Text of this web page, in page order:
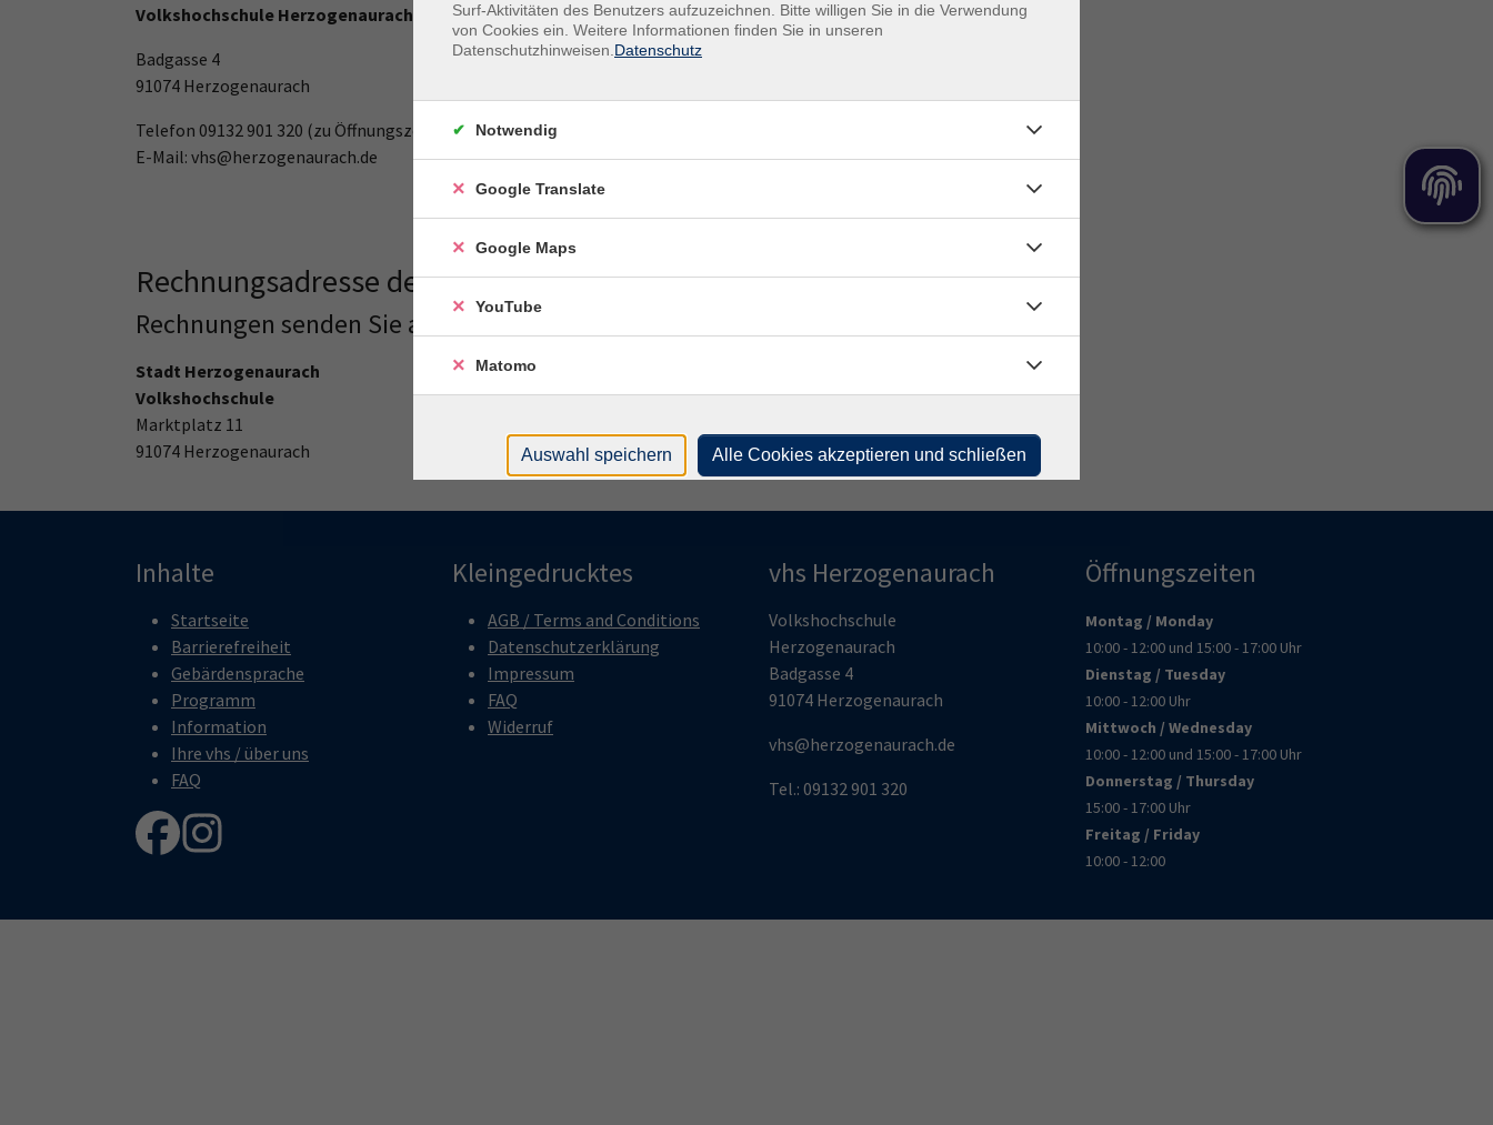
Volkshochschule Herzogenaurach
Badgasse 4
91074 Herzogenaurach
Telefon 09132 901 320 (zu Öffnungszeiten)
E-Mail: vhs@herzogenaurach.de
Rechnungsadresse der vhs Herzogenaurach
Rechnungen senden Sie an:
Stadt Herzogenaurach
Volkshochschule
Marktplatz 11
91074 Herzogenaurach
Inhalte
Startseite
Barrierefreiheit
Gebärdensprache
Programm
Information
Ihre vhs / über uns
FAQ
Kleingedrucktes
AGB / Terms and Conditions
Datenschutzerklärung
Impressum
FAQ
Widerruf
vhs Herzogenaurach
Volkshochschule
Herzogenaurach
Badgasse 4
91074 Herzogenaurach
vhs@herzogenaurach.de
Tel.: 09132 901 320
Öffnungszeiten
Montag / Monday
10:00 - 12:00 und 15:00 - 17:00 Uhr
Dienstag / Tuesday
10:00 - 12:00 Uhr
Mittwoch / Wednesday
10:00 - 12:00 und 15:00 - 17:00 Uhr
Donnerstag / Thursday
15:00 - 17:00 Uhr
Freitag / Friday
10:00 - 12:00
Surf-Aktivitäten des Benutzers aufzuzeichnen. Bitte willigen Sie in die Verwendung
von Cookies ein. Weitere Informationen finden Sie in unseren
Datenschutzhinweisen. Datenschutz
Notwendig
Google Translate
Google Maps
YouTube
Matomo
Auswahl speichern Alle Cookies akzeptieren und schließen